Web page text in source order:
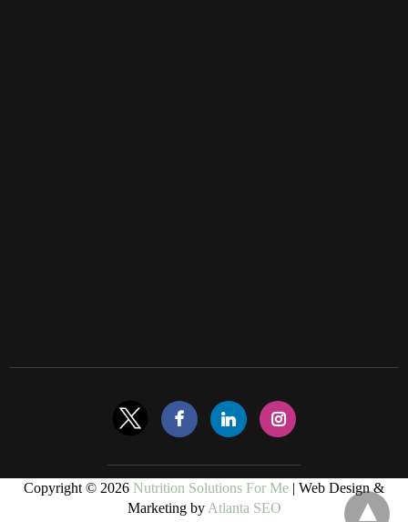
Copyright © 2026 Nutrition Solutions For Me | Web Design &
Marketing by Atlanta SEO